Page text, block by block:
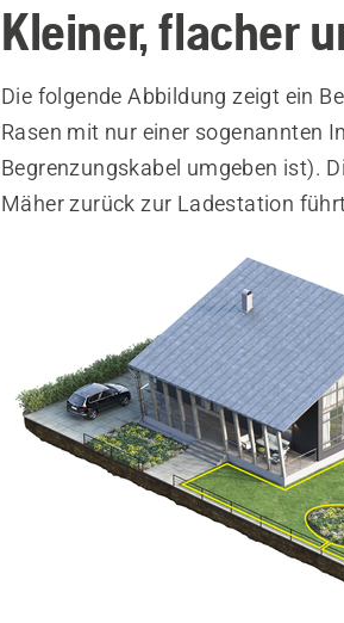
Kleiner, flacher
Die folgende Abbildung zeigt ein
Rasen mit nur einer sogenannten
Begrenzungskabel umgeben ist).
Mäher zurück zur Ladestation